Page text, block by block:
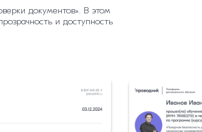
документов». В этом
и доступность